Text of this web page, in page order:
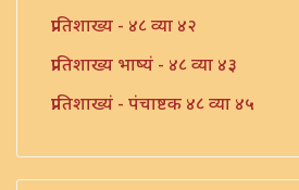
प्रातिशाख्य - ४८ व्या ४२
प्रातिशाख्य भाष्यं - ४८ व्या ४३
प्रातिशाख्यं - पंचाष्टक ४८ व्या ४५
भट्टोजी - लकारार्थप्रक्रिया - ४८/ व्या./५६